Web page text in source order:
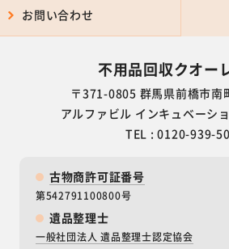
お問い合わせ
不用品回収クオー
〒371-0805 群馬県前橋市南
アルファビル インキュベーシ
TEL : 0120-939-
古物商許可証番号
第542791100800号
遺品整理士
一般社団法人 遺品整理士認定協会